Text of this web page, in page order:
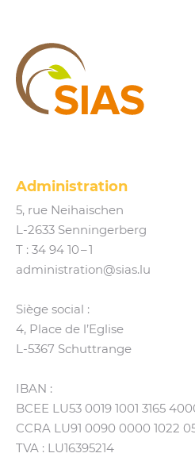
Administration
5, rue Neihaischen
L‑2633 Senningerberg
T : 34 94 10 – 1
administration@​sias.​lu
Siège social :
4, Place de l’Eglise
L‑5367 Schuttrange
IBAN :
BCEE LU53 0019 1001 3165
CCRA LU91 0090 0000 1022
TVA : LU16395214